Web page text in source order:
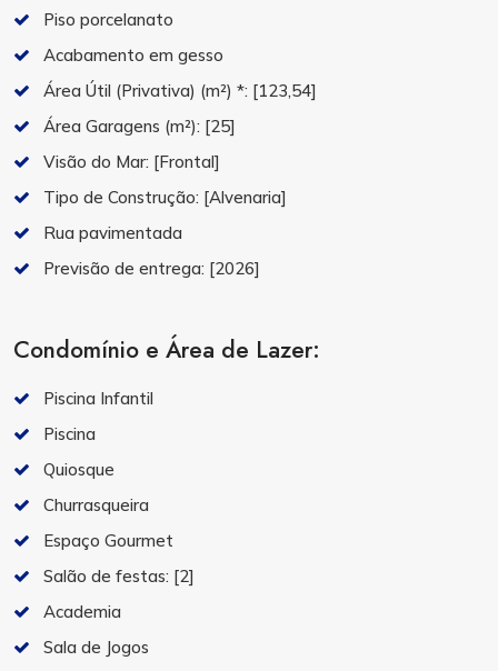
Piso porcelanato
Acabamento em gesso
Área Útil (Privativa) (m²) *: [123,54]
Área Garagens (m²): [25]
Visão do Mar: [Frontal]
Tipo de Construção: [Alvenaria]
Rua pavimentada
Previsão de entrega: [2026]
Condomínio e Área de Lazer:
Piscina Infantil
Piscina
Quiosque
Churrasqueira
Espaço Gourmet
Salão de festas: [2]
Academia
Sala de Jogos